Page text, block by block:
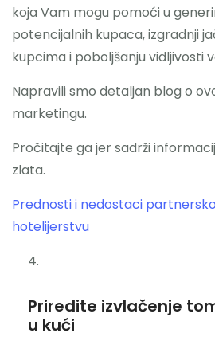
koja Vam mogu pomoći u
potencijalnih kupaca, izgradnji
kupcima i poboljšanju vidljivosti
Napravili smo detaljan blog o
marketingu.
Pročitajte ga jer sadrži
zlata.
Prednosti i nedostaci
hotelijerstvu
Priredite izvlačenje
u kući